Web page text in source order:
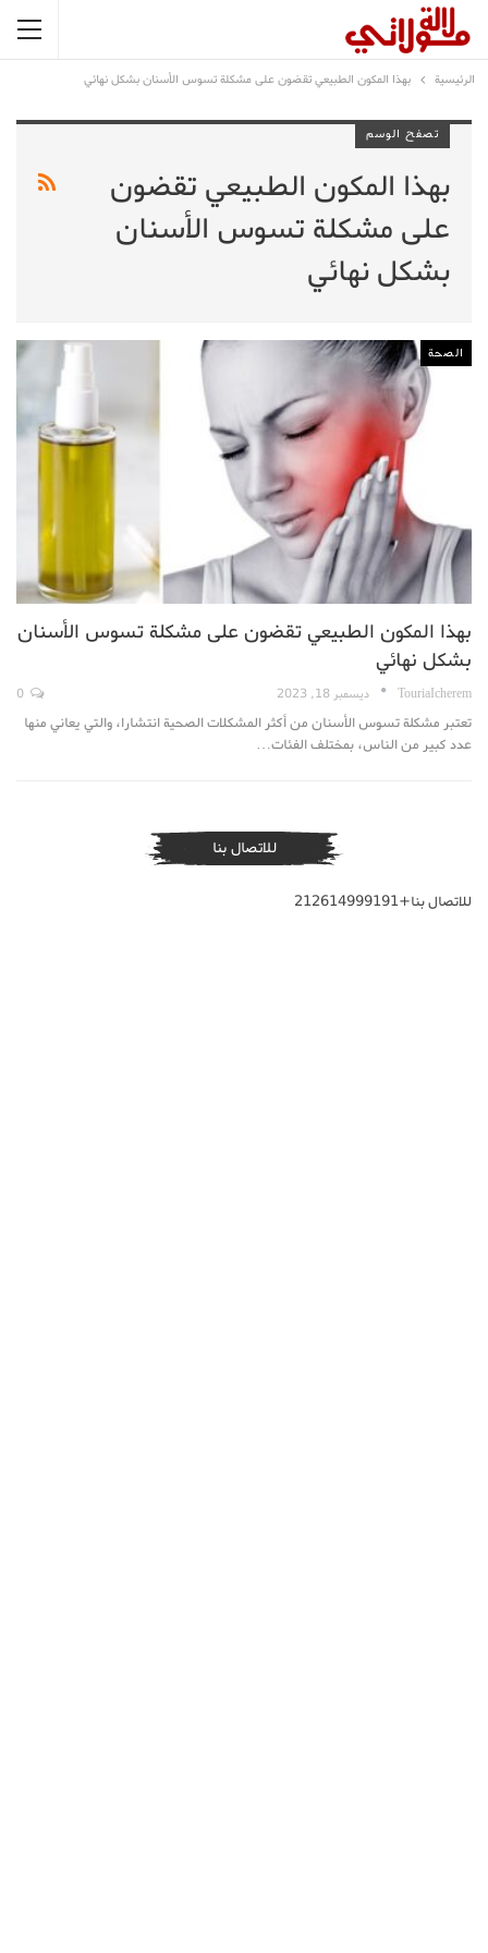
الرئيسية بهذا المكون الطبيعي تقضون على مشكلة تسوس الأسنان بشكل نهائي
تصفح الوسم
بهذا المكون الطبيعي تقضون
على مشكلة تسوس الأسنان
بشكل نهائي
الصحة
بهذا المكون الطبيعي تقضون على مشكلة تسوس الأسنان
بشكل نهائي
TouriaIcherem ديسمبر 18, 2023
تعتبر مشكلة تسوس الأسنان من أكثر المشكلات الصحية انتشارا، والتي يعاني منها
عدد كبير من الناس، بمختلف الفئات…
للاتصال بنا
للاتصال بنا+212614999191